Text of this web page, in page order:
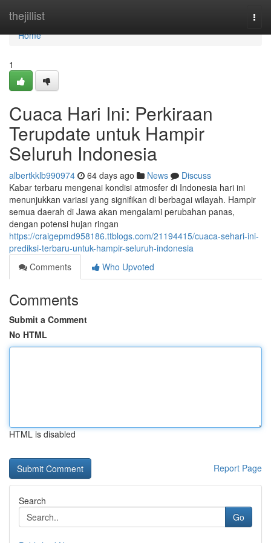
thejillist
Home
Home
1
Cuaca Hari Ini: Perkiraan
Terupdate untuk Hampir
Seluruh Indonesia
albertkklb990974 64 days ago News
Discuss
Kabar terbaru mengenai kondisi atmosfer di Indonesia hari ini
menunjukkan variasi yang signifikan di berbagai wilayah. Hampir
semua daerah di Jawa akan mengalami perubahan panas,
dengan potensi hujan ringan
https://craigepmd958186.ttblogs.com/21194415/cuaca-sehari-ini-
prediksi-terbaru-untuk-hampir-seluruh-indonesia
Comments
Who Upvoted
Comments
Submit a Comment
No HTML
HTML is disabled
Report Page
Search
Go